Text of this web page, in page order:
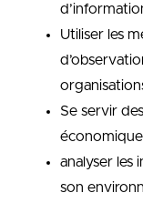
Utiliser les
Se servir
analyser les
son